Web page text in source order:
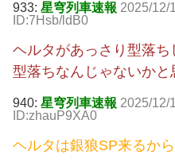
933: 星穹列車速報 2025/12/
ID:7Hsb/ldB0
ヘルタがあっさり型落
型落ちなんじゃないかと
940: 星穹列車速報 2025/12/
ID:zhauP9XA0
ヘルタは銀狼SP来るか